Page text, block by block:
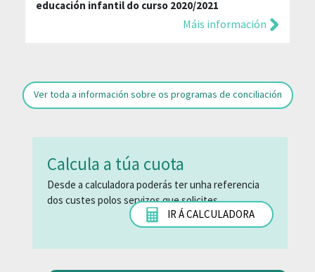
educación infantil do curso 2020/2021
Máis información
Ver toda a información sobre os programas de conciliación
Calcula a túa cuota
Desde a calculadora poderás ter unha referencia
dos custes polos servizos que solicites.
IR Á CALCULADORA